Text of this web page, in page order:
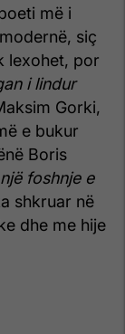
më i
siç
lexohet, por
i lindur
Gorki,
e bukur
Boris
foshnje e
shkruar në
dhe me hije